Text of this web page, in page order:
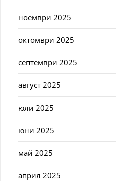
ноември 2025
октомври 2025
септември 2025
август 2025
юли 2025
юни 2025
май 2025
април 2025